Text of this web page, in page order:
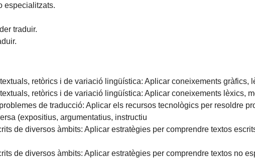
especialitzats.
traduir.
retòrics i de variació lingüística: Aplicar coneixements gràfics,
retòrics i de variació lingüística: Aplicar coneixements lèxics,
de traducció: Aplicar els recursos tecnològics per resoldre
(expositius, argumentatius, instructiu
de diversos àmbits: Aplicar estratègies per comprendre textos
de diversos àmbits: Aplicar estratègies per comprendre textos no